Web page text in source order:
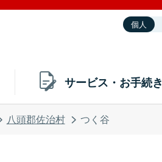
個人
サービス・お手続き
八頭郡佐治村 つく谷